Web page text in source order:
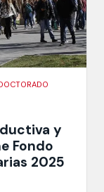
y
Fondo
2025